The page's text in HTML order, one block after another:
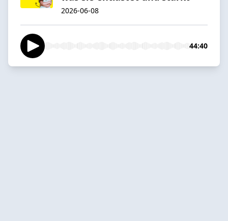
2026-06-08
44:40